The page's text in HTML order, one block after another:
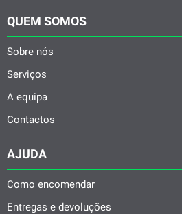
QUEM SOMOS
Sobre nós
Serviços
A equipa
Contactos
AJUDA
Como encomendar
Entregas e devoluções